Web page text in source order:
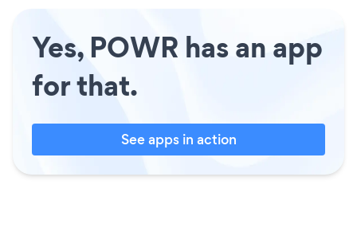
Yes, POWR has an app
for that.
See apps in action